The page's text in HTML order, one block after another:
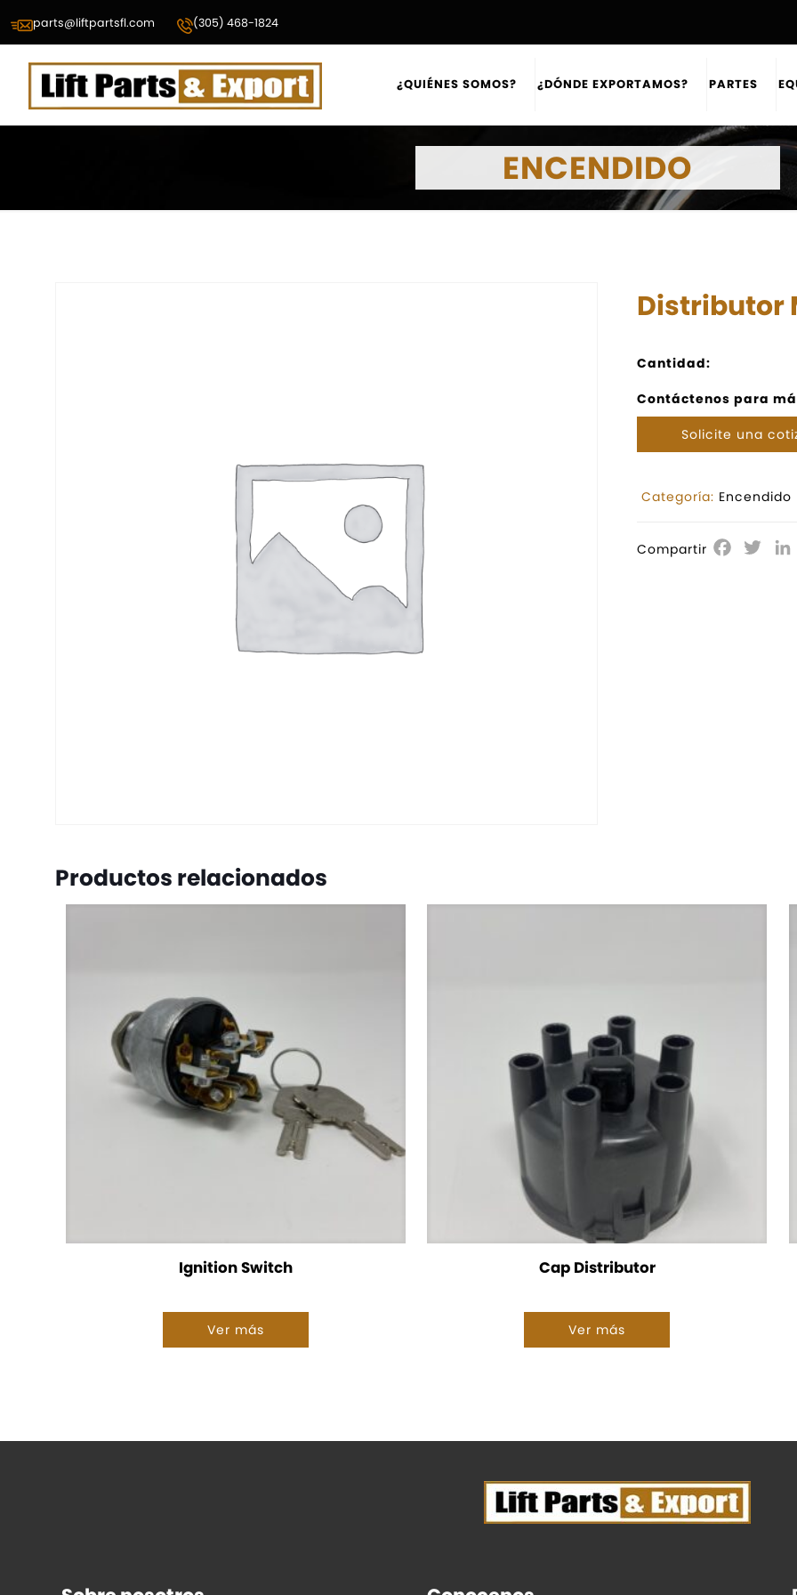
parts@liftpartsfl.com (305) 468-1824
¿QUIÉNES SOMOS? ¿DÓNDE EXPORTAMOS? PARTES
ENCENDIDO
Distributor
Cantidad:
Contáctenos para
Solicite una
Categoría: Encendido
Compartir
Productos relacionados
Ignition Switch
Ver más
Cap Distributor
Ver más